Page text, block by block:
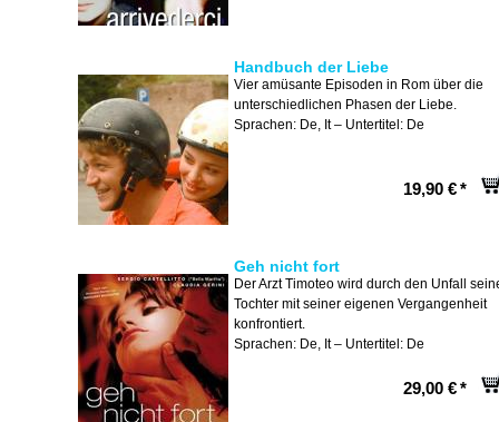
Handbuch der Liebe
Vier amüsante Episoden in Rom über die
unterschiedlichen Phasen der Liebe.
Sprachen: De, It – Untertitel: De
19,90 €*
Geh nicht fort
Der Arzt Timoteo wird durch den Unfall
Tochter mit seiner eigenen Vergangenheit
konfrontiert.
Sprachen: De, It – Untertitel: De
29,00 €*